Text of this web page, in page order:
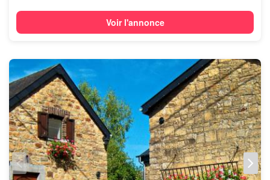
Voir l'annonce